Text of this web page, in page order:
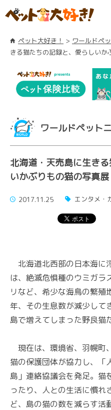
ペット大好き！ ワールドペ
きる猫たちの記録と、愛らしいか
ワールドペット
北海道・天売島に生き
いかぶりもの猫の写真展
2017.11.25 エンタメ・
北海道北西部の日本海に
は、絶滅危惧種のウミガラ
リなど、希少な海鳥の繁殖
年、その生息数が減少して
島で増えてしまった野良猫
現在は、環境省、羽幌町
猫の保護団体が協力し、「
島」連絡協議会を発足。猫
ったり、人との生活に慣れ
ど、島の猫の数を減らす活